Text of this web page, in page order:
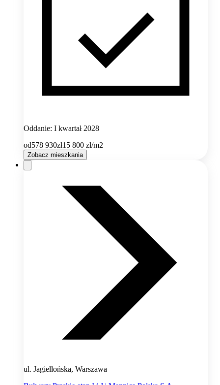
Oddanie: I kwartał 2028
od578 930zł15 800 zł/m2
Zobacz mieszkania
ul. Jagiellońska, Warszawa